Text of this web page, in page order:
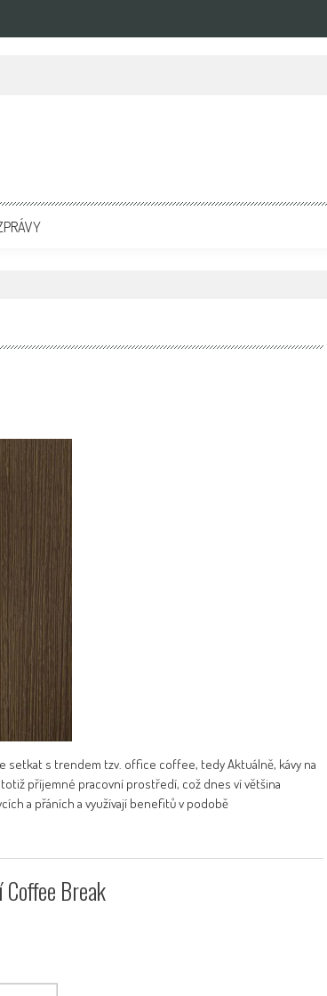
Press Media. Kde vydat Tiskovou zprávu? Na portále eKompetence
s trendem tzv. office coffee, tedy Aktuálně, kávy na
příjemné pracovní prostředí, což dnes ví většina
a přáních a využívají benefitů v podobě
Break